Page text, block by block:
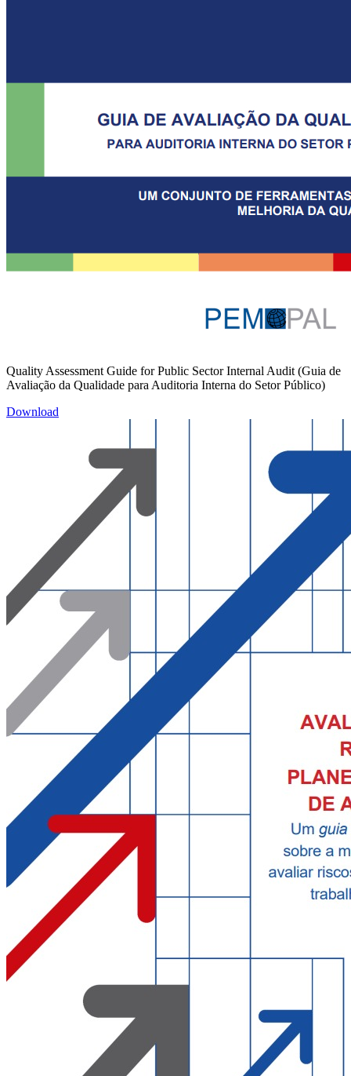
Quality Assessment Guide for Public Sector Internal Audit (Guia de
Avaliação da Qualidade para Auditoria Interna do Setor Público)
Download